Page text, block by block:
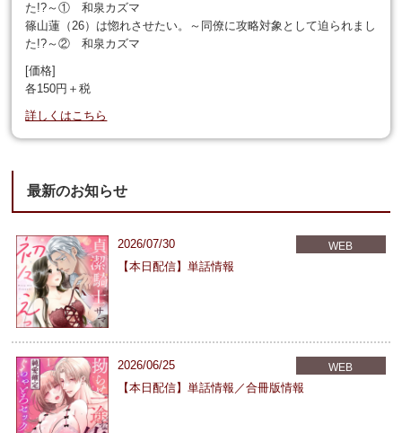
た!?～① 和泉カズマ
篠山蓮（26）は惚れさせたい。～同僚に攻略対象として迫られまし
た!?～② 和泉カズマ
[価格]
各150円＋税
詳しくはこちら
最新のお知らせ
WEB
2026/07/30
【本日配信】単話情報
WEB
2026/06/25
【本日配信】単話情報／合冊版情報